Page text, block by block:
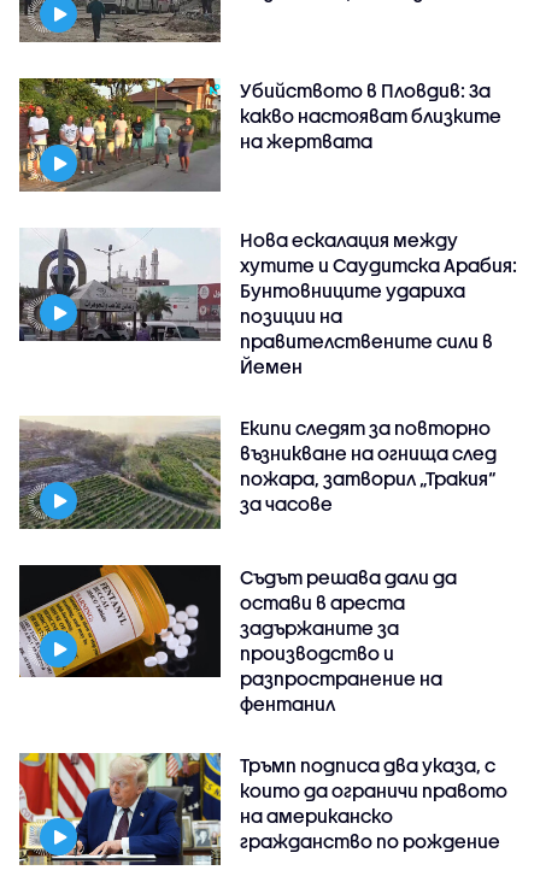
Убийството в Пловдив: За
какво настояват близките
на жертвата
Нова ескалация между
хутите и Саудитска Арабия:
Бунтовниците удариха
позиции на
правителствените сили в
Йемен
Екипи следят за повторно
възникване на огнища след
пожара, затворил „Тракия“
за часове
Съдът решава дали да
остави в ареста
задържаните за
производство и
разпространение на
фентанил
Тръмп подписа два указа, с
които да ограничи правото
на американско
гражданство по рождение